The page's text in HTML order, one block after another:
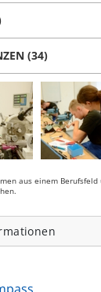
(34)
aus einem